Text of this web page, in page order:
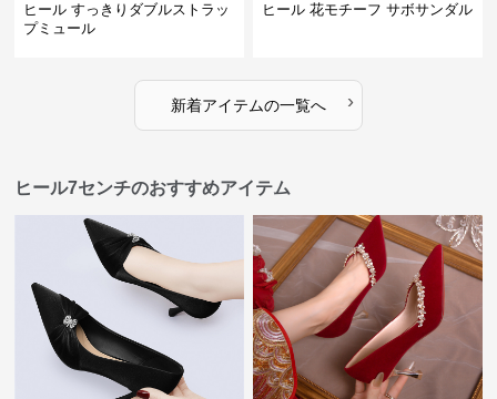
ヒール すっきりダブルストラッ
プミュール
ヒール 花モチーフ サボサンダル
新着アイテムの一覧へ ›
ヒール7センチのおすすめアイテム